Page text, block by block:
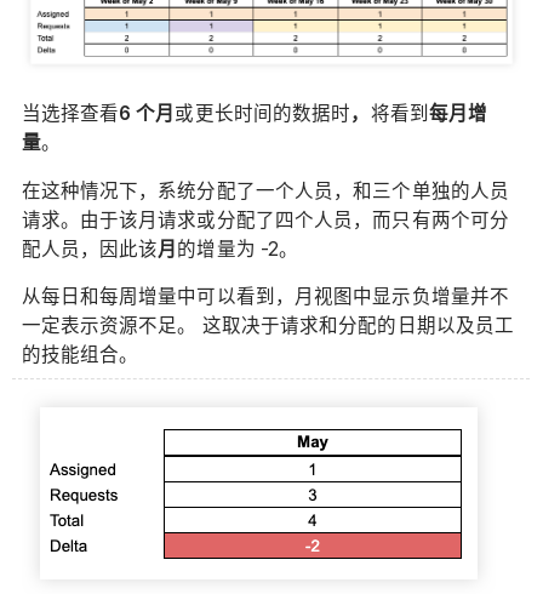
当选择查看6 个月 或更长时间的数据时， 将看到 每月增
量。
在这种情况下，系统分配了一个人员，和三个单独的人员
请求。由于该月请求或分配了四个人员，而只有两个可分
配人员，因此该月 的增量为 -2。
从每日和每周增量中可以看到，月视图中显示负增量并不
一定表示资源不足。 这取决于请求和分配的日期以及员工
的技能组合。